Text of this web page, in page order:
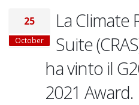
25
October
La Climate
Suite
ha vinto il
2021 Award.